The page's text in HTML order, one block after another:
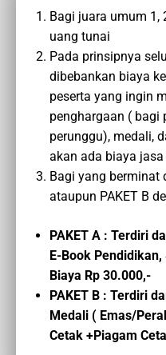
Bagi juara umum 1,
uang tunai
Pada prinsipnya
dibebankan biaya
peserta yang ingin
penghargaan ( bagi
perunggu), medali,
akan ada biaya
Bagi yang berminat
ataupun PAKET B
PAKET A : Terdiri
E-Book
Biaya Rp 30.000,-
PAKET B : Terdiri
Medali ( Emas/
Cetak +Piagam